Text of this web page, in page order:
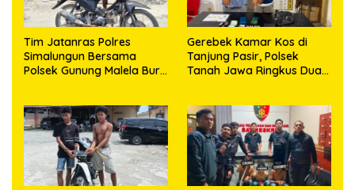
Tim Jatanras Polres
Simalungun Bersama
Polsek Gunung Malela Buru
Bekuk Tersangka
Gerebek Kamar Kos di
Tanjung Pasir, Polsek
Tanah Jawa Ringkus Dua